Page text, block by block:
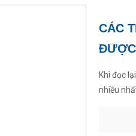
CÁC
Khi đọc
nhiều